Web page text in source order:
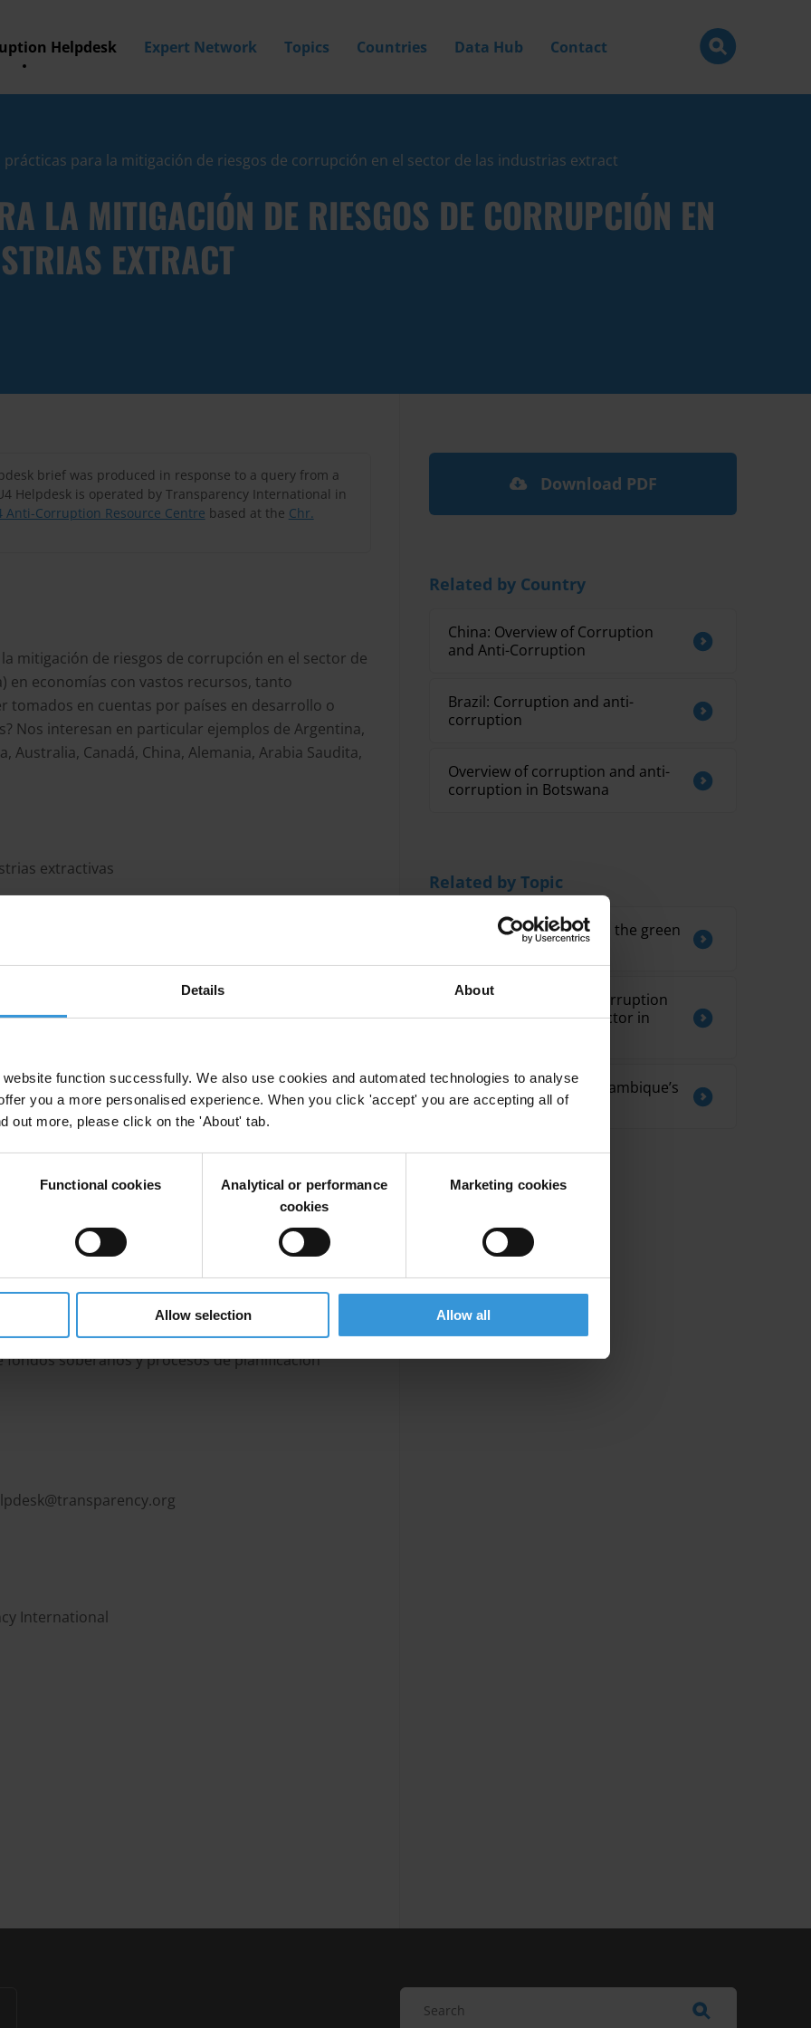
Details About
function successfully. We also use cookies and automated technologies to analyse
you a more personalised experience. When you click 'accept' you are accepting all of
out more, please click on the 'About' tab.
Functional cookies
Analytical or performance
cookies
Marketing cookies
Allow selection Allow all
Helpdesk Expert Network Topics Countries Data Hub Contact
prácticas para la mitigación de riesgos de corrupción en el sector de las industrias extract
LA MITIGACIÓN DE RIESGOS DE CORRUPCIÓN EN
EXTRACT
brief was produced in response to a query from a
Helpdesk is operated by Transparency International in
Anti-Corruption Resource Centre based at the Chr.
mitigación de riesgos de corrupción en el sector de
en economías con vastos recursos, tanto
tomados en cuentas por países en desarrollo o
Nos interesan en particular ejemplos de Argentina,
Australia, Canadá, China, Alemania, Arabia Saudita,
extractivas
a menudo se asocia con gobernabilidad
se pueden producir en todas las instancias de la
y licencias hasta la determinación de qué gastos
gobiernos y empresas en economías
han adoptado medidas para combatir la
se utilicen adecuadamente.
de adjudicación justos mediante la
claros y transparentes, y transparencia
(también en empresas del Estado), como
la sociedad civil y los medios de comunicación, y
formas responsables de administrar, invertir y
soberanos y procesos de planificación
International
Download PDF
Related by Country
China: Overview of Corruption
and Anti-Corruption
Brazil: Corruption and anti-
corruption
Overview of corruption and anti-
corruption in Botswana
Related by Topic
Land corruption risks in the green
energy sector
Literature Review on Corruption
Risks in the Forestry Sector in
Corruption risks in Mozambique’s
energy sector